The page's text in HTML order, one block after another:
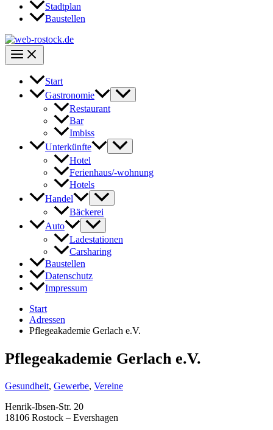
Stadtplan
Baustellen
Start
Gastronomie
Restaurant
Bar
Imbiss
Unterkünfte
Hotel
Ferienhaus/-wohnung
Hotels
Handel
Bäckerei
Auto
Ladestationen
Carsharing
Baustellen
Datenschutz
Impressum
Start
Adressen
Pflegeakademie Gerlach e.V.
Pflegeakademie Gerlach e.V.
Gesundheit, Gewerbe, Vereine
Henrik-Ibsen-Str. 20
18106 Rostock – Evershagen